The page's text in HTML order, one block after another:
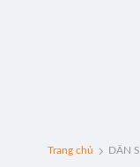
Trang chủ DÂN